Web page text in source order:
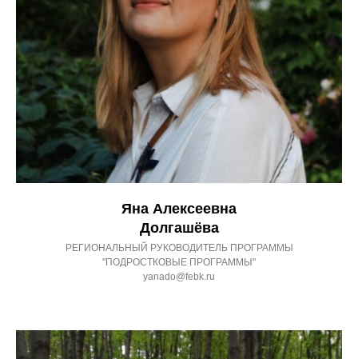
Яна Алексеевна
Долгашёва
РЕГИОНАЛЬНЫЙ РУКОВОДИТЕЛЬ ПРОГРАММЫ
"ПОДРОСТКОВЫЕ ПРОГРАММЫ"
yanado@febk.ru